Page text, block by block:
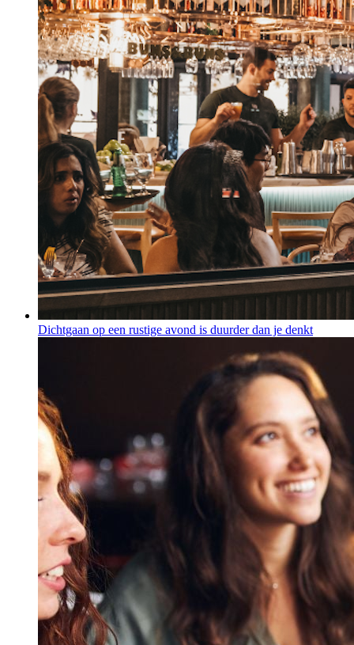
Dichtgaan op een rustige avond is duurder dan je denkt